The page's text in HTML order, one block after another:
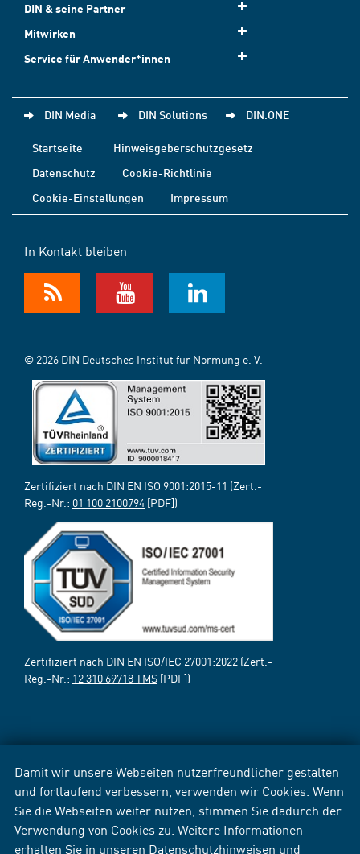
Damit wir unsere Webseiten nutzerfreundlicher gestalten
und fortlaufend verbessern, verwenden wir Cookies. Wenn
Sie die Webseiten weiter nutzen, stimmen Sie dadurch der
Verwendung von Cookies zu. Weitere Informationen
erhalten Sie in unseren Datenschutzhinweisen und
DIN & seine Partner
Mitwirken
Service für Anwender*innen
DIN Media DIN Solutions DIN.ONE
Startseite
Hinweisgeberschutzgesetz
Datenschutz
Cookie-Richtlinie
Cookie-Einstellungen
Impressum
In Kontakt bleiben
© 2026 DIN Deutsches Institut für Normung e. V.
Zertifiziert nach DIN EN ISO 9001:2015-11 (Zert.-
Reg.-Nr.: 01 100 2100794 [PDF])
Zertifiziert nach DIN EN ISO/IEC 27001:2022 (Zert.-
Reg.-Nr.: 12 310 69718 TMS [PDF])